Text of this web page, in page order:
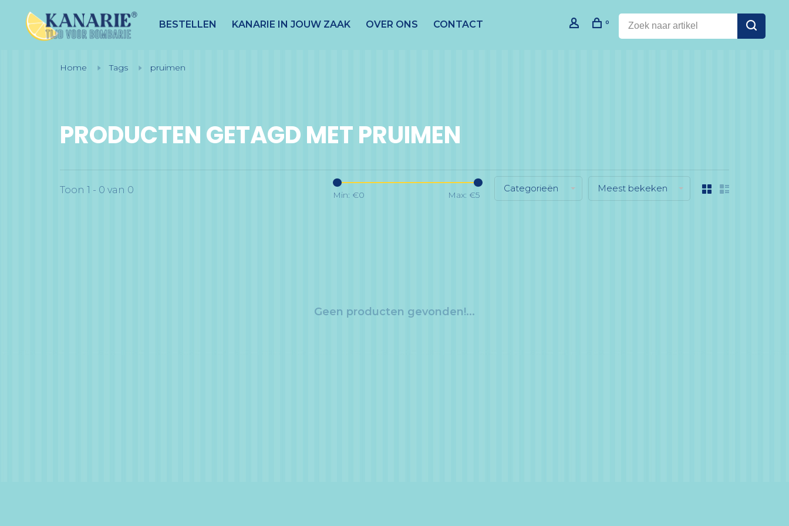
BESTELLEN KANARIE IN JOUW ZAAK OVER ONS CONTACT 0
Home Tags pruimen
PRODUCTEN GETAGD MET PRUIMEN
Toon 1 - 0 van 0 Min: €0 Max: €5
Categorieën Meest bekeken
Geen producten gevonden!...